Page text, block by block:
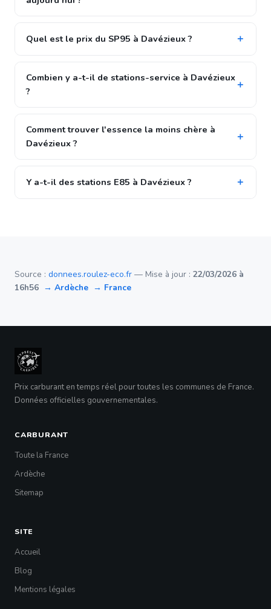
Quel est le prix du SP95 à Davézieux ?
Combien y a-t-il de stations-service à Davézieux
?
Comment trouver l'essence la moins chère à
Davézieux ?
Y a-t-il des stations E85 à Davézieux ?
Source : donnees.roulez-eco.fr — Mise à jour : 22/03/2026 à
16h56 → Ardèche → France
Prix carburant en temps réel pour toutes les communes de France.
Données officielles gouvernementales.
CARBURANT
Toute la France
Ardèche
Sitemap
SITE
Accueil
Blog
Mentions légales